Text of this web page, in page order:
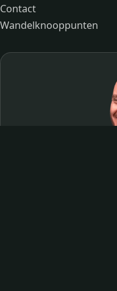
Contact
Wandelknooppunten